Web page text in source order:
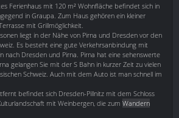
Ferienhaus mit 120 m² Wohnfläche befindet sich in
in Graupa. Zum Haus gehören ein kleiner
mit Grillmöglichkeit.
liegt in der Nähe von Pirna und Dresden vor den
Es besteht eine gute Verkehrsanbindung mit
nach Dresden und Pirna. Pirna hat eine sehenswerte
gelangen Sie mit der S Bahn in kurzer Zeit zu vielen
Schweiz. Auch mit dem Auto ist man schnell im
befindet sich Dresden-Pillnitz mit dem Schloss
mit Weinbergen, die zum Wandern